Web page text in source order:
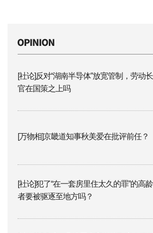
[社论]反对“湖南半导体”放宽管制，劳动长
官在国策之上吗
[万物相]京畿道知事秋美爱在批评前任？
[社论]犯了“在一套房里住太久的罪”的高龄
者要被驱逐至地方吗？